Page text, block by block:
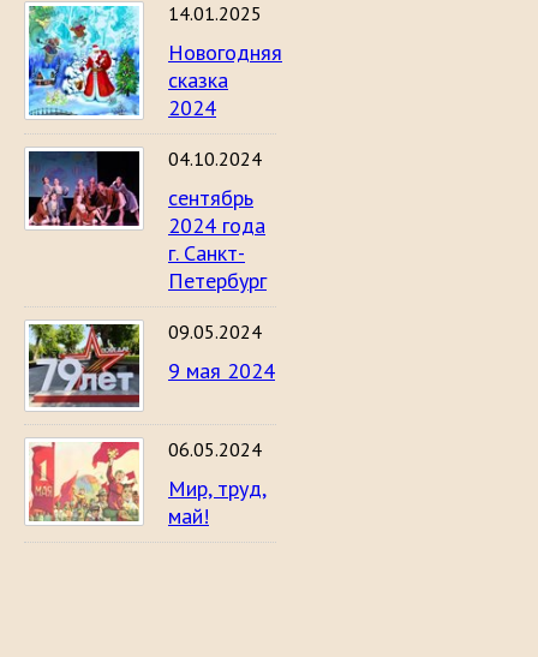
14.01.2025
Новогодняя
сказка
2024
04.10.2024
сентябрь
2024 года
г. Санкт-
Петербург
09.05.2024
9 мая 2024
06.05.2024
Мир, труд,
май!